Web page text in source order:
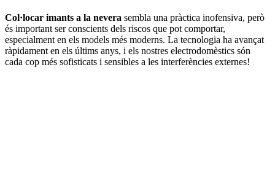
Col·locar imants a la nevera sembla una pràctica inofensiva, però
és important ser conscients dels riscos que pot comportar,
especialment en els models més moderns. La tecnologia ha avançat
ràpidament en els últims anys, i els nostres electrodomèstics són
cada cop més sofisticats i sensibles a les interferències externes!